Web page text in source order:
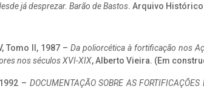
já desprezar. Barão de Bastos. Arquivo
Tomo II, 1987 – Da poliorcética à fortificação nos
nos séculos XVI-XIX, Alberto Vieira. (Em
– DOCUMENTAÇÃO SOBRE AS